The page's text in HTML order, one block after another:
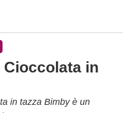
in
in tazza Bimby è un